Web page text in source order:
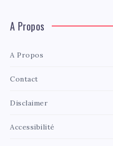
A Propos
A Propos
Contact
Disclaimer
Accessibilité